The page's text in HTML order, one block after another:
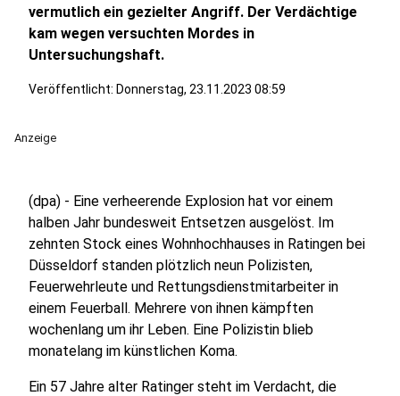
vermutlich ein gezielter Angriff. Der Verdächtige
kam wegen versuchten Mordes in
Untersuchungshaft.
Veröffentlicht: Donnerstag, 23.11.2023 08:59
Anzeige
(dpa) - Eine verheerende Explosion hat vor einem
halben Jahr bundesweit Entsetzen ausgelöst. Im
zehnten Stock eines Wohnhochhauses in Ratingen bei
Düsseldorf standen plötzlich neun Polizisten,
Feuerwehrleute und Rettungsdienstmitarbeiter in
einem Feuerball. Mehrere von ihnen kämpften
wochenlang um ihr Leben. Eine Polizistin blieb
monatelang im künstlichen Koma.
Ein 57 Jahre alter Ratinger steht im Verdacht, die